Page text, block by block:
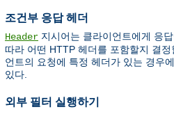
조건부 응답 헤더
Header 지시어는 클라이언트에게 응
따라 어떤 HTTP 헤더를 포함할지 결
언트의 요청에 특정 헤더가 있는 경우
있다.
외부 필터 실행하기